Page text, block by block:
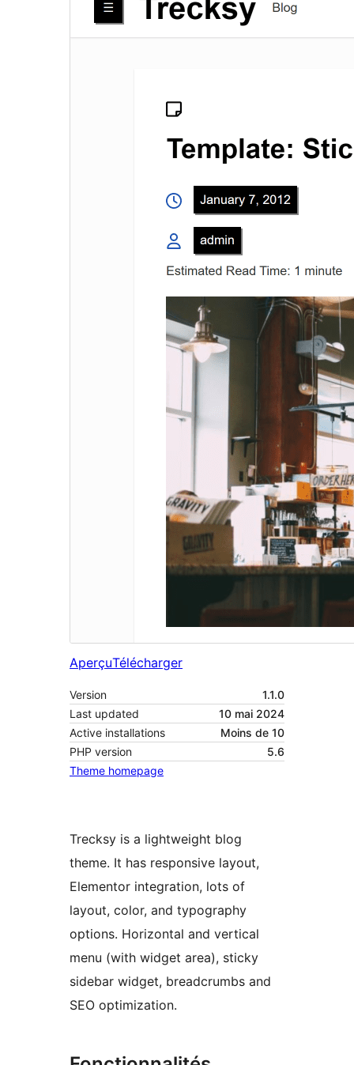
AperçuTélécharger
Version
1.1.0
Last updated
10 mai 2024
Active installations
Moins de 10
PHP version
5.6
Theme homepage
Trecksy is a lightweight blog
theme. It has responsive layout,
Elementor integration, lots of
layout, color, and typography
options. Horizontal and vertical
menu (with widget area), sticky
sidebar widget, breadcrumbs and
SEO optimization.